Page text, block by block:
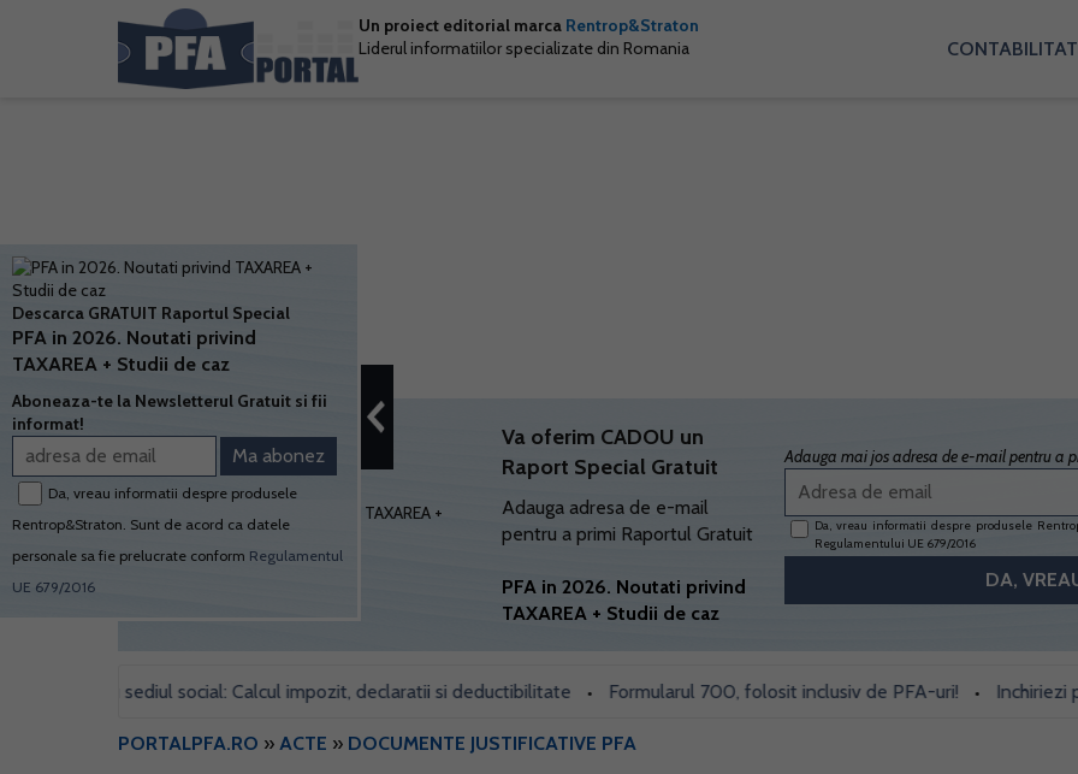
Un proiect editorial marca Rentrop&Straton
Liderul informatiilor specializate din Romania
Va oferim CADOU un
Raport Special Gratuit
Adauga adresa de e-mail
pentru a primi Raportul Gratuit
PFA in 2026. Noutati privind
TAXAREA + Studii de caz
Adauga mai jos adresa de e-mail pentru a
Da, vreau informatii despre produsele
Regulamentului UE 679/2016
sediul social: Calcul impozit, declaratii si deductibilitate • Formularul 700, folosit inclusiv de PFA-uri! • Inchiriezi prin
PORTALPFA.RO » ACTE » DOCUMENTE JUSTIFICATIVE PFA
Descarca GRATUIT Raportul Special
PFA in 2026. Noutati privind
TAXAREA + Studii de caz
Aboneaza-te la Newsletterul Gratuit si fii
informat!
Da, vreau informatii despre produsele
Rentrop&Straton. Sunt de acord ca datele
personale sa fie prelucrate conform Regulamentul
UE 679/2016